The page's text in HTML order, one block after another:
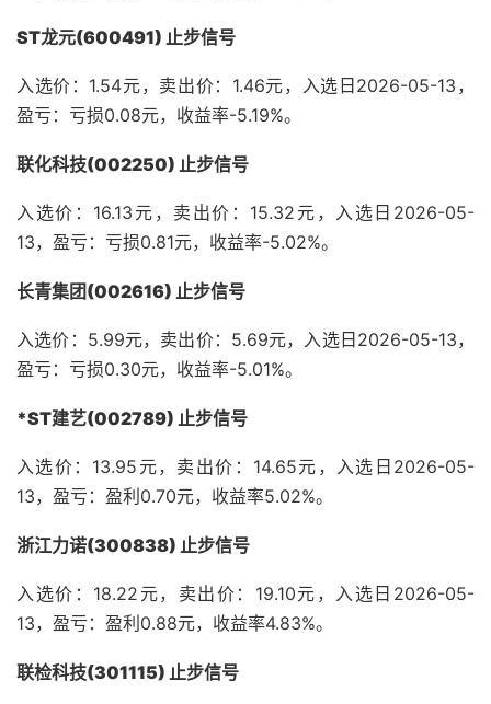
ST龙元(600491) 止步信号
入选价：1.54元，卖出价：1.46元，入选日2026-05-13，
盈亏：亏损0.08元，收益率-5.19%。
联化科技(002250) 止步信号
入选价：16.13元，卖出价：15.32元，入选日2026-05-
13，盈亏：亏损0.81元，收益率-5.02%。
长青集团(002616) 止步信号
入选价：5.99元，卖出价：5.69元，入选日2026-05-13，
盈亏：亏损0.30元，收益率-5.01%。
*ST建艺(002789) 止步信号
入选价：13.95元，卖出价：14.65元，入选日2026-05-
13，盈亏：盈利0.70元，收益率5.02%。
浙江力诺(300838) 止步信号
入选价：18.22元，卖出价：19.10元，入选日2026-05-
13，盈亏：盈利0.88元，收益率4.83%。
联检科技(301115) 止步信号